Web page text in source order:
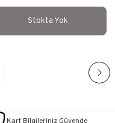
Stokta Yok
Kart Bilgileriniz Güvende